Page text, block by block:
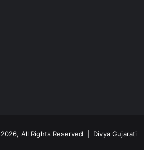
All Rights Reserved | Divya Gujarati